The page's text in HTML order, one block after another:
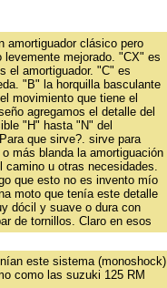
amortiguador clásico pero
levemente mejorado. "CX" es
el amortiguador. "C" es
"B" la horquilla basculante
movimiento que tiene el
agregamos el detalle del
"H" hasta "N" del
que sirve?. sirve para
más blanda la amortiguación
camino u otras necesidades.
que esto no es invento mío
moto que tenía este detalle
dócil y suave o dura con
de tornillos. Claro en esos
este sistema (monoshock)
como las suzuki 125 RM